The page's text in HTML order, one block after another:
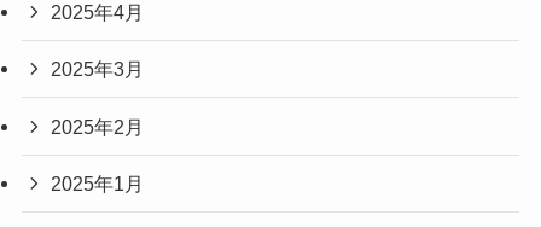
2025年4月
2025年3月
2025年2月
2025年1月